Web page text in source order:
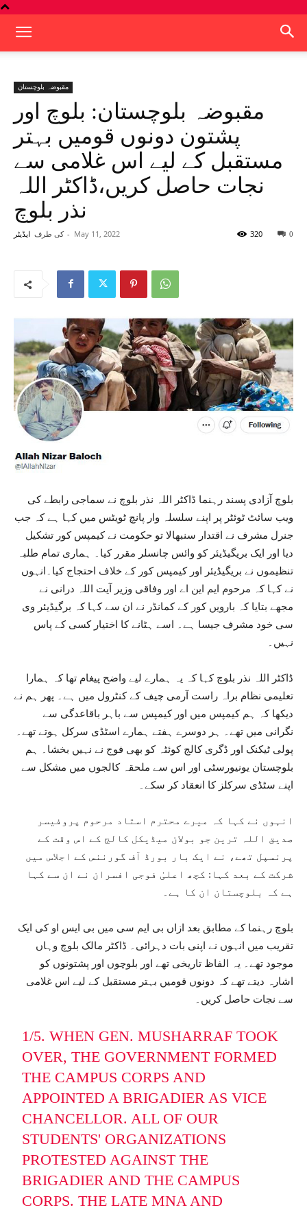
مقبوضہ بلوچستان
مقبوضہ بلوچستان: بلوچ اور
پشتون دونوں قومیں بہتر
مستقبل کے لیے اس غلامی سے
نجات حاصل کریں،ڈاکٹر اللہ
نذر بلوچ
کی طرف ایڈیٹر - May 11, 2022 0
320
بلوچ آزادی پسند رہنما ڈاکٹر اللہ نذر بلوچ نے سماجی رابطے کی
ویب سائٹ ٹوئٹر پر اپنے سلسلہ وار پانچ ٹویٹس میں کہا ہے کہ جب
جنرل مشرف نے اقتدار سنبھالا تو حکومت نے کیمپس کور تشکیل
دیا اور ایک بریگیڈیئر کو وائس چانسلر مقرر کیا۔ ہماری تمام طلبہ
تنظیموں نے بریگیڈیئر اور کیمپس کور کے خلاف احتجاج کیا۔انہوں
نے کہا کہ مرحوم ایم این اے اور وفاقی وزیر آیت اللہ درانی نے
مجھے بتایا کہ بارویں کور کے کمانڈر نے ان سے کہا کہ برگیڈیئر وی
سی خود مشرف جیسا ہے۔ اسے ہٹانے کا اختیار کسی کے پاس
نہیں۔
ڈاکٹر اللہ نذر بلوچ کہا کہ یہ ہمارے لیے واضح پیغام تھا کہ ہمارا
تعلیمی نظام براہ راست آرمی چیف کے کنٹرول میں ہے۔ پھر ہم نے
دیکھا کہ ہم کیمپس میں اور کیمپس سے باہر باقاعدگی سے
نگرانی میں تھے۔ ہر دوسرے ہفتے ہمارے اسٹڈی سرکل ہوتے تھے۔
پولی ٹیکنک اور ڈگری کالج کوئٹہ کو بھی فوج نے نہیں بخشا۔ ہم
بلوچستان یونیورسٹی اور اس سے ملحقہ کالجوں میں مشکل سے
اپنے سٹڈی سرکلز کا انعقاد کر سکے۔
انہوں نے کہا کہ میرے محترم استاد مرحوم پروفیسر
صدیق اللہ ترین جو بولان میڈیکل کالج کے اس وقت کے
پرنسپل تھے، نے ایک بار بورڈ آف گورننس کے اجلاس میں
شرکت کے بعد کہا: کچھ اعلیٰ فوجی افسران نے ان سے کہا
ہے کہ بلوچستان ان کا ہے۔
بلوچ رہنما کے مطابق بعد ازاں بی ایم سی میں بی ایس او کی ایک
تقریب میں انہوں نے اپنی بات دہرائی۔ ڈاکٹر مالک بلوچ وہاں
موجود تھے۔ یہ الفاظ تاریخی تھے اور بلوچوں اور پشتونوں کو
اشارہ دیتے تھے کہ دونوں قومیں بہتر مستقبل کے لیے اس غلامی
سے نجات حاصل کریں۔
1/5. WHEN GEN. MUSHARRAF TOOK
OVER, THE GOVERNMENT FORMED
THE CAMPUS CORPS AND
APPOINTED A BRIGADIER AS VICE
CHANCELLOR. ALL OF OUR
STUDENTS' ORGANIZATIONS
PROTESTED AGAINST THE
BRIGADIER AND THE CAMPUS
CORPS. THE LATE MNA AND